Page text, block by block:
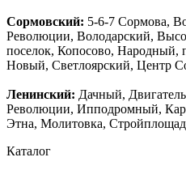
Сормовский: 5-6-7 Сормова,
Революции, Володарский,
поселок, Копосово, Народный,
Новый, Светлоярский, Центр
Ленинский: Дачный, Двигатель
Революции, Ипподромный,
Этна, Молитовка,
Каталог